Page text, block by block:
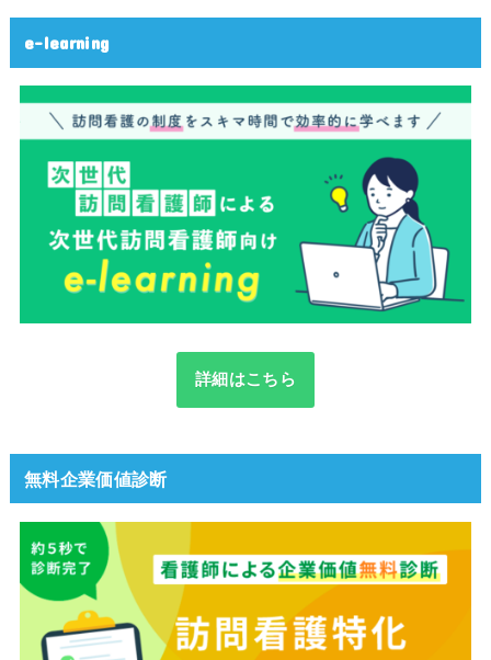
e-learning
詳細はこちら
無料企業価値診断